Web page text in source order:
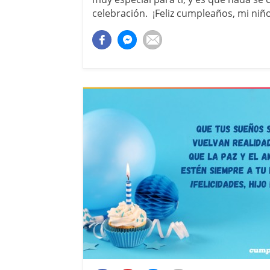
celebración. ¡Feliz cumpleaños, mi